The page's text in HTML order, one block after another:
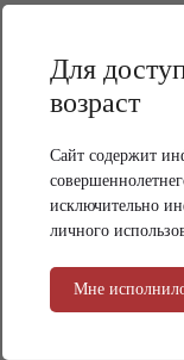
Для
возраст
Сайт содержит
исключительно
личного